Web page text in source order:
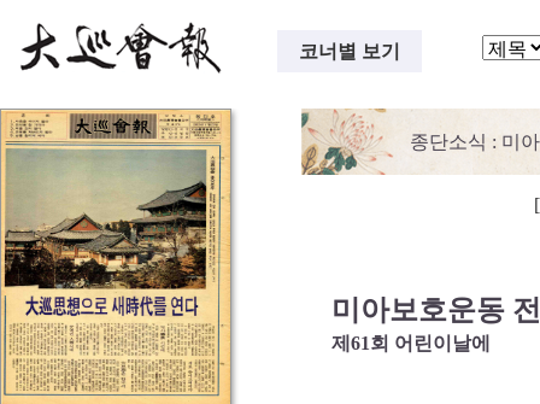
코너별 보기
종단소식 : 미
미아보호운동
제61회 어린이날에